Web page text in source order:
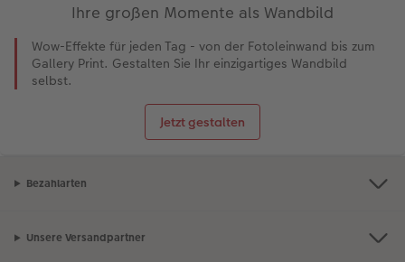
Ihre großen Momente als Wandbild
Wow-Effekte für jeden Tag - von der Fotoleinwand bis zum
Gallery Print. Gestalten Sie Ihr einzigartiges Wandbild
selbst.
Jetzt gestalten
Bezahlarten
Unsere Versandpartner